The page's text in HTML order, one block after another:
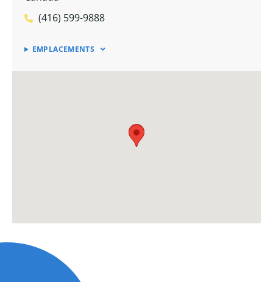
(416) 599-9888
EMPLACEMENTS